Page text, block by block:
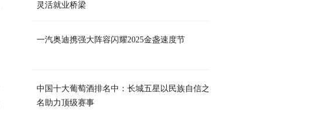
灵活就业桥梁
一汽奥迪携强大阵容闪耀2025金盏速度节
中国十大葡萄酒排名中：长城五星以民族自信之
名助力顶级赛事